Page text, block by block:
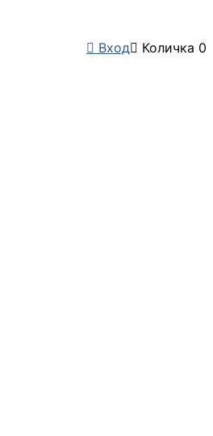
 Вход Количка 0